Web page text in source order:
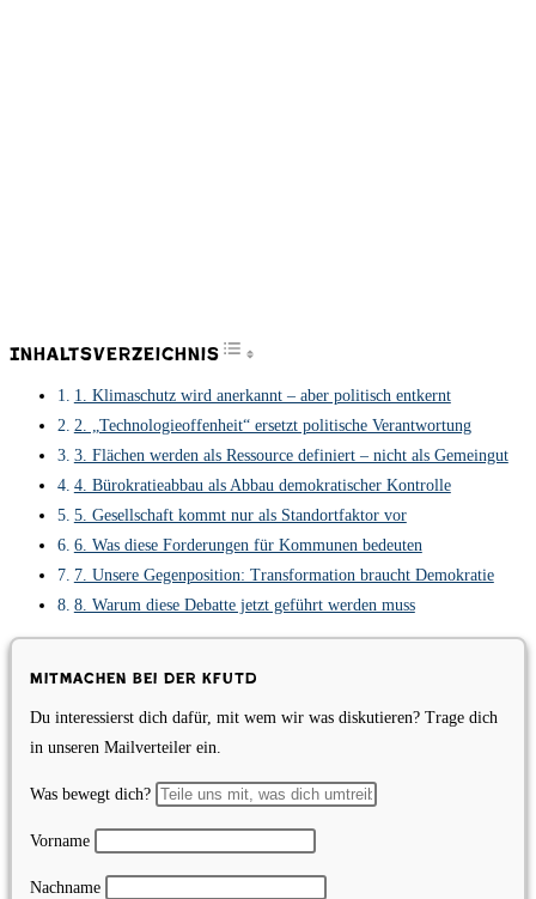
Inhaltsverzeichnis Toggle Table of Content
1. Klimaschutz wird anerkannt – aber politisch entkernt
2. „Technologieoffenheit“ ersetzt politische Verantwortung
3. Flächen werden als Ressource definiert – nicht als Gemeingut
4. Bürokratieabbau als Abbau demokratischer Kontrolle
5. Gesellschaft kommt nur als Standortfaktor vor
6. Was diese Forderungen für Kommunen bedeuten
7. Unsere Gegenposition: Transformation braucht Demokratie
8. Warum diese Debatte jetzt geführt werden muss
Mitmachen bei der KfUTD
Du interessierst dich dafür, mit wem wir was diskutieren? Trage dich
in unseren Mailverteiler ein.
Was bewegt dich?
Vorname
Nachname